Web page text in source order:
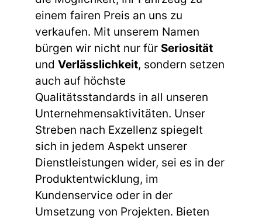
einem fairen Preis an uns zu
verkaufen. Mit unserem Namen
bürgen wir nicht nur für Seriosität
und Verlässlichkeit, sondern setzen
auch auf höchste
Qualitätsstandards in all unseren
Unternehmensaktivitäten. Unser
Streben nach Exzellenz spiegelt
sich in jedem Aspekt unserer
Dienstleistungen wider, sei es in der
Produktentwicklung, im
Kundenservice oder in der
Umsetzung von Projekten. Bieten